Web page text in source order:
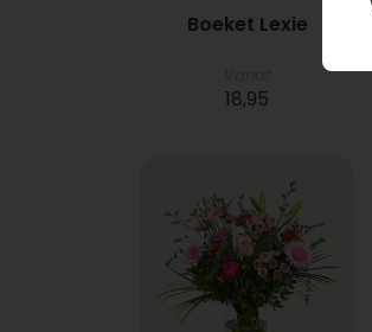
Boeket Lexie
18,95